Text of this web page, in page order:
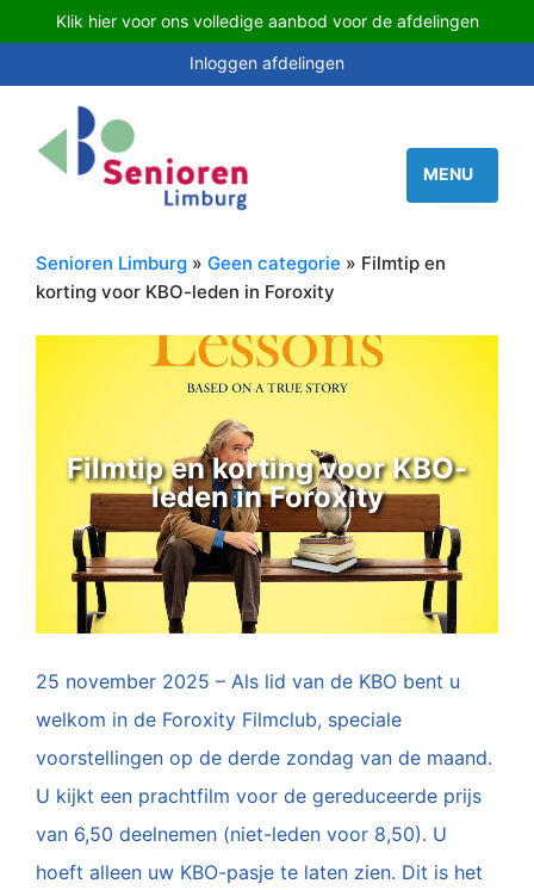
Klik hier voor ons volledige aanbod voor de afdelingen
Inloggen afdelingen
Senioren Limburg » Geen categorie » Filmtip en
korting voor KBO-leden in Foroxity
Filmtip en korting voor KBO-
leden in Foroxity
25 november 2025 – Als lid van de KBO bent u
welkom in de Foroxity Filmclub, speciale
voorstellingen op de derde zondag van de maand.
U kijkt een prachtfilm voor de gereduceerde prijs
van 6,50 deelnemen (niet-leden voor 8,50). U
hoeft alleen uw KBO-pasje te laten zien. Dit is het